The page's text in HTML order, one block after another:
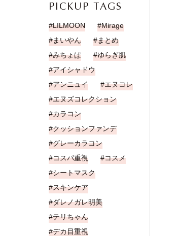
PICKUP TAGS
LILMOON
Mirage
まいやん
まとめ
みちょぱ
ゆらぎ肌
アイシャドウ
アンニュイ
エヌコレ
エヌズコレクション
カラコン
クッションファンデ
グレーカラコン
コスパ重視
コスメ
シートマスク
スキンケア
ダレノガレ明美
テリちゃん
デカ目重視